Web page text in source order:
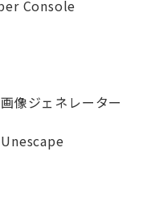
Console
像ジェネレーター